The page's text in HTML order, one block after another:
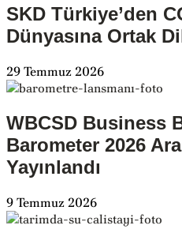
SKD Türkiye’den
Dünyasına Ortak
29 Temmuz 2026
WBCSD Business
Barometer 2026
Yayınlandı
9 Temmuz 2026